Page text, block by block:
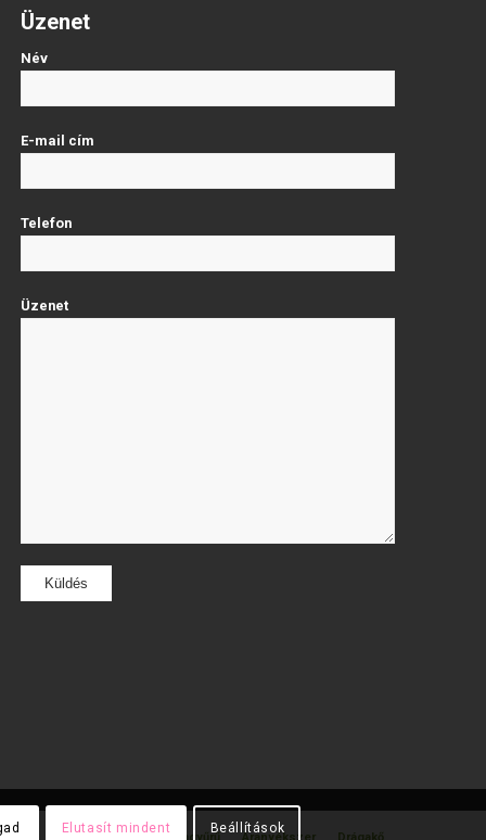
Üzenet
Név
E-mail cím
Telefon
Üzenet
Elutasít mindent Beállítások